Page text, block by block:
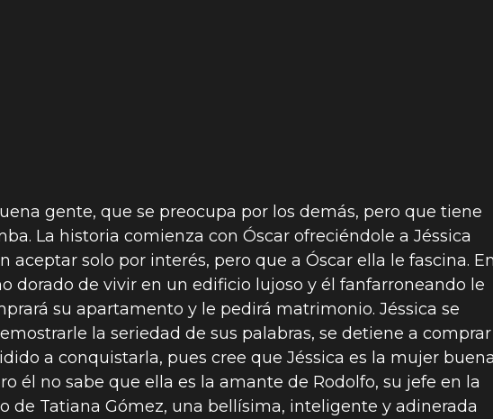
gente, que se preocupa por los demás, pero que tiene
La historia comienza con Óscar ofreciéndole a Jéssica
aceptar solo por interés, pero que a Óscar ella le fascina.
dorado de vivir en un edificio lujoso y él fanfarroneando le
su apartamento y le pedirá matrimonio. Jéssica se
la seriedad de sus palabras, se detiene a comprar
a conquistarla, pues cree que Jéssica es la mujer
él no sabe que ella es la amante de Rodolfo, su jefe en la
de Tatiana Gómez, una bellísima, inteligente y adinerada